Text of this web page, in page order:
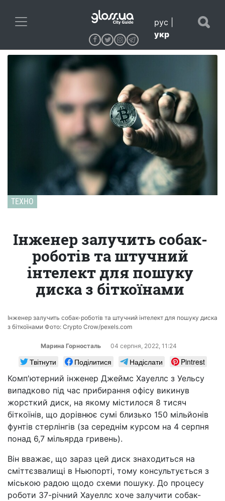
рус
укр
ТЕХНО
Інженер залучить собак-
роботів та штучний
інтелект для пошуку
диска з біткоїнами
Інженер залучить собак-роботів та штучний інтелект для пошуку диска
з біткоїнами Фото: Crypto Crow/pexels.com
Марина Горносталь 04 серпня, 2022, 11:24
Твітнути Поділитися Надіслати
Pintrest
Комп'ютерний інженер Джеймс Хауеллс з Уельсу
випадково під час прибирання офісу викинув
жорсткий диск, на якому містилося 8 тисяч
біткоїнів, що дорівнює сумі близько 150 мільйонів
фунтів стерлінгів (за середнім курсом на 4 серпня
понад 6,7 мільярда гривень).
Він вважає, що зараз цей диск знаходиться на
сміттєзвалищі в Ньюпорті, тому консультується з
міською радою щодо схеми пошуку. До процесу
роботи 37-річний Хауеллс хоче залучити собак-